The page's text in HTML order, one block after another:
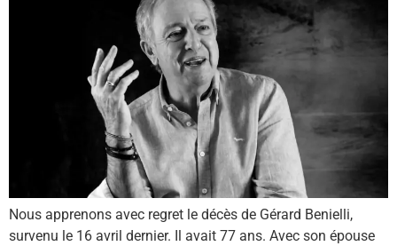
Nous apprenons avec regret le décès de Gérard Benielli,
survenu le 16 avril dernier. Il avait 77 ans. Avec son épouse